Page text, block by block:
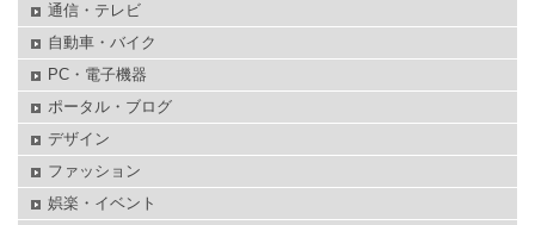
通信・テレビ
自動車・バイク
PC・電子機器
ポータル・ブログ
デザイン
ファッション
娯楽・イベント